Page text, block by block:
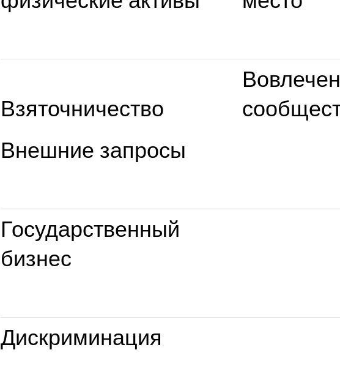
Взяточничество
Внешние запросы
Государственный
бизнес
Дискриминация